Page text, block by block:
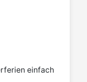
einfach